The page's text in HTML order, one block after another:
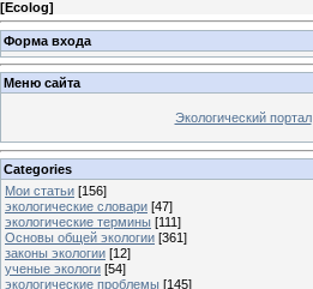
[Ecolog]
Форма входа
Меню сайта
Экологический портал
Categories
Мои статьи [156]
экологические словари [47]
экологические термины [111]
Основы общей экологии [361]
законы экологии [12]
ученые экологи [54]
экологические проблемы [145]